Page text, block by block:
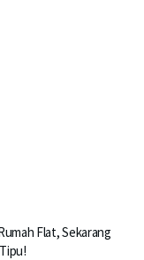
Flat, Sekarang